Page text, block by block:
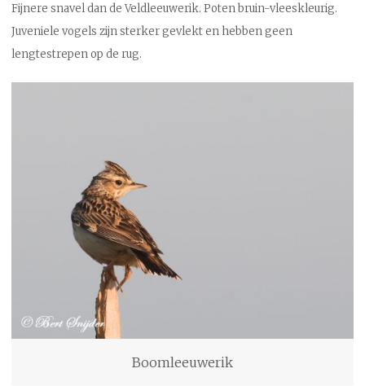
Fijnere snavel dan de Veldleeuwerik. Poten bruin-vleeskleurig.
Juveniele vogels zijn sterker gevlekt en hebben geen
lengtestrepen op de rug.
Boomleeuwerik